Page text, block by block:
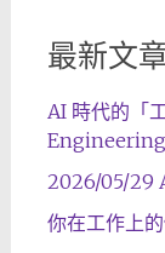
最新文
AI 時代的「
Engineering
2026/05/29
你在工作上